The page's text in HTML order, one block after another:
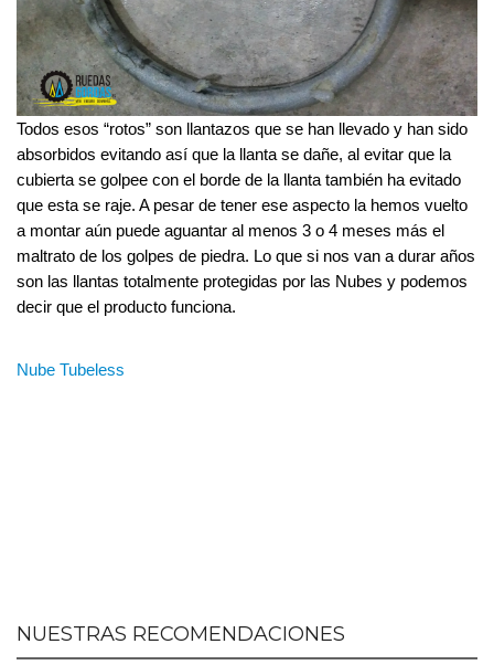
Todos esos “rotos” son llantazos que se han llevado y han sido
absorbidos evitando así que la llanta se dañe, al evitar que la
cubierta se golpee con el borde de la llanta también ha evitado
que esta se raje. A pesar de tener ese aspecto la hemos vuelto
a montar aún puede aguantar al menos 3 o 4 meses más el
maltrato de los golpes de piedra. Lo que si nos van a durar años
son las llantas totalmente protegidas por las Nubes y podemos
decir que el producto funciona.
Nube Tubeless
NUESTRAS RECOMENDACIONES